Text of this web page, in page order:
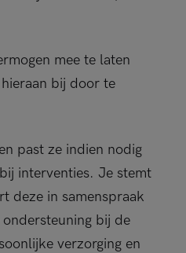
mee te laten
bij door te
past ze indien nodig
interventies. Je stemt
deze in samenspraak
bij de
verzorging en